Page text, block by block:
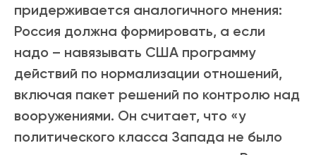
придерживается аналогичного мнения:
Россия должна формировать, а если
надо – навязывать США программу
действий по нормализации отношений,
включая пакет решений по контролю над
вооружениями. Он считает, что «у
политического класса Запада не было